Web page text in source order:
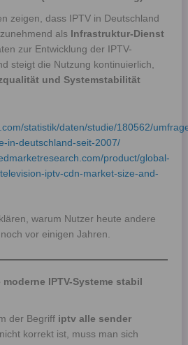
zeigen, dass IPTV in Deutschland
als
Infrastruktur-Dienst
zur Entwicklung der IPTV-
steigt die Nutzung kontinuierlich,
und Systemstabilität
statistik/daten/studie/180562/
in-deutschland-seit-2007/
product/global-
iptv-cdn-market-size-and-
warum Nutzer heute andere
vor einigen Jahren.
IPTV-Systeme stabil
der Begriff iptv alle sender
korrekt ist, muss man sich